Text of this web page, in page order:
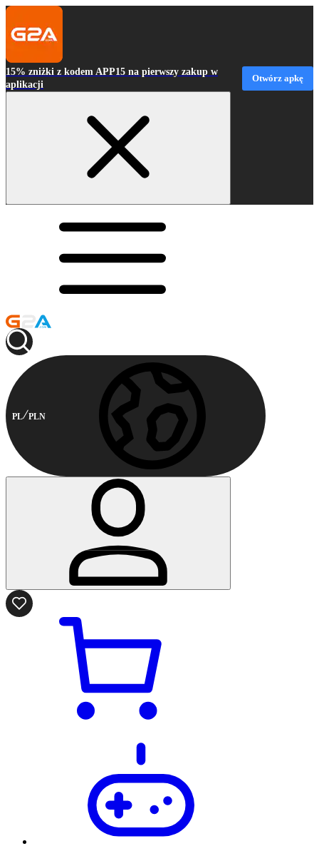
15% zniżki z kodem APP15 na pierwszy zakup w
aplikacji
Otwórz apkę
PL PLN